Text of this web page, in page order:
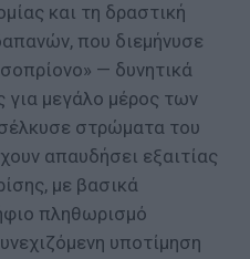
και τη δραστική
που διεμήνυσε
— δυνητικά
για μεγάλο μέρος των
στρώματα του
απαυδήσει εξαιτίας
με βασικά
πληθωρισμό
υποτίμηση